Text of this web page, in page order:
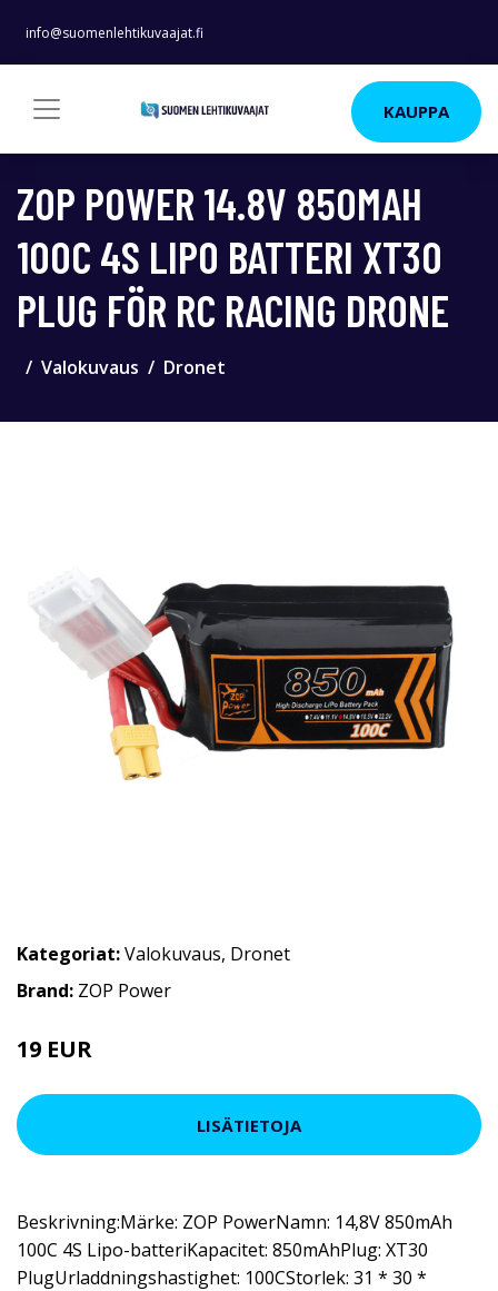
info@suomenlehtikuvaajat.fi
KAUPPA
ZOP POWER 14.8V 850MAH
100C 4S LIPO BATTERI XT30
PLUG FÖR RC RACING DRONE
Valokuvaus Dronet
Kategoriat:Valokuvaus, Dronet
Brand: ZOP Power
19 EUR
LISÄTIETOJA
Beskrivning:Märke: ZOP PowerNamn: 14,8V 850mAh
100C 4S Lipo-batteriKapacitet: 850mAhPlug: XT30
PlugUrladdningshastighet: 100CStorlek: 31 * 30 *